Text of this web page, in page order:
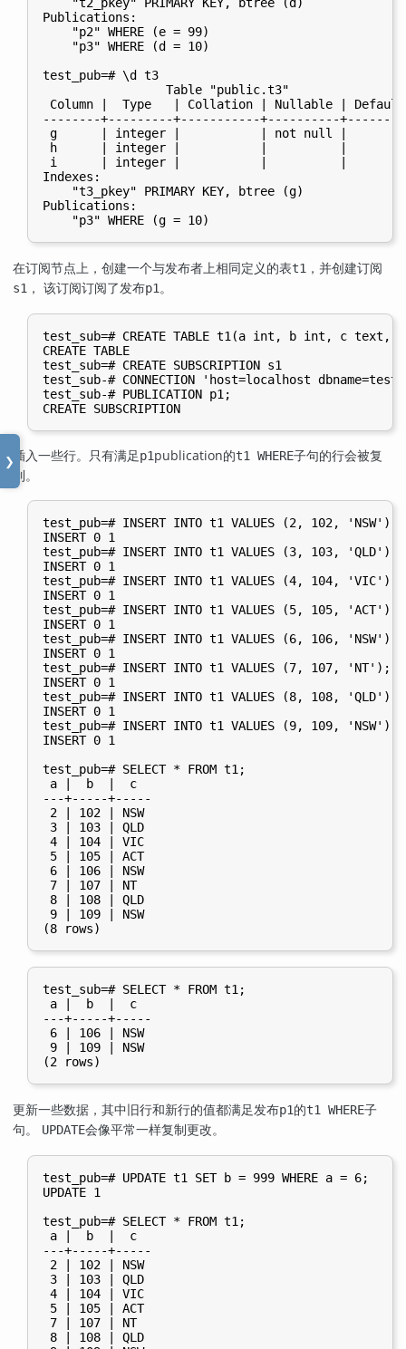
❯
Publications:
    "p2" WHERE (e = 99)
    "p3" WHERE (d = 10)
test_pub=# \d t3
                 Table "public.t3"
Column |  Type   | Collation | Nullable | Default
--------+---------+-----------+----------
g      | integer |           | not null |
h      | integer |           |          |
i      | integer |           |          |
Indexes:
    "t3_pkey" PRIMARY KEY, btree (g)
Publications:
在订阅节点上，创建一个与发布者上相同定义的表t1 ，并创建订阅
s1 ， 该订阅订阅了发布p1 。
test_sub=# CREATE TABLE t1(a int, b int, c text,
CREATE TABLE
test_sub=# CREATE SUBSCRIPTION s1
test_sub-# CONNECTION 'host=localhost
test_sub-# PUBLICATION p1;
插入一些行。只有满足p1publication的t1 WHERE子句的行会被复
制。
test_pub=# INSERT INTO t1 VALUES (2, 102, 'NSW');
INSERT 0 1
test_pub=# INSERT INTO t1 VALUES (3, 103, 'QLD');
INSERT 0 1
test_pub=# INSERT INTO t1 VALUES (4, 104, 'VIC');
INSERT 0 1
test_pub=# INSERT INTO t1 VALUES (5, 105, 'ACT');
INSERT 0 1
test_pub=# INSERT INTO t1 VALUES (6, 106, 'NSW');
INSERT 0 1
test_pub=# INSERT INTO t1 VALUES (7, 107, 'NT');
INSERT 0 1
test_pub=# INSERT INTO t1 VALUES (8, 108, 'QLD');
INSERT 0 1
test_pub=# INSERT INTO t1 VALUES (9, 109, 'NSW');
INSERT 0 1
test_pub=# SELECT * FROM t1;
a |  b  |  c
---+-----+-----
2 | 102 | NSW
3 | 103 | QLD
4 | 104 | VIC
5 | 105 | ACT
6 | 106 | NSW
7 | 107 | NT
8 | 108 | QLD
9 | 109 | NSW
test_sub=# SELECT * FROM t1;
a |  b  |  c
---+-----+-----
6 | 106 | NSW
9 | 109 | NSW
更新一些数据，其中旧行和新行的值都满足发布p1的t1 WHERE子
句。
UPDATE会像平常一样复制更改。
test_pub=# UPDATE t1 SET b = 999 WHERE a = 6;
UPDATE 1
test_pub=# SELECT * FROM t1;
a |  b  |  c
---+-----+-----
2 | 102 | NSW
3 | 103 | QLD
4 | 104 | VIC
5 | 105 | ACT
7 | 107 | NT
8 | 108 | QLD